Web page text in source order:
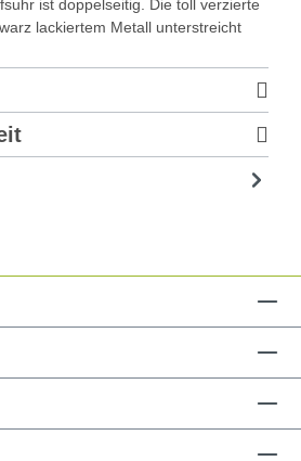
ist doppelseitig. Die toll verzierte
lackiertem Metall unterstreicht